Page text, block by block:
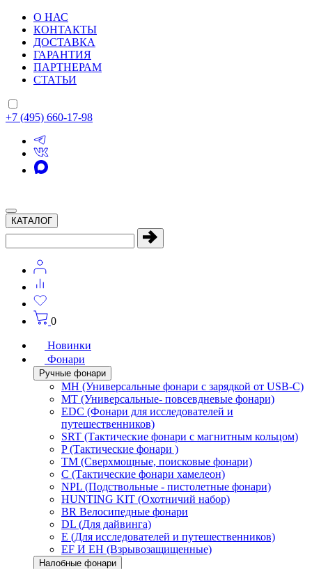
О НАС
КОНТАКТЫ
ДОСТАВКА
ГАРАНТИЯ
ПАРТНЕРАМ
СТАТЬИ
+7 (495) 660-17-98
КАТАЛОГ
0
Новинки
Фонари
Ручные фонари
MH (Универсальные фонари с зарядкой от USB-C)
MT (Универсальные- повсевдневые фонари)
EDC (Фонари для исследователей и
путешественников)
SRT (Тактические фонари с магнитным кольцом)
P (Тактические фонари )
TM (Сверхмощные, поисковые фонари)
C (Тактические фонари хамелеон)
NPL (Подствольные - пистолетные фонари)
HUNTING KIT (Охотничий набор)
BR Велосипедные фонари
DL (Для дайвинга)
E (Для исследователей и путешественников)
EF И EH (Взрывозащищенные)
Налобные фонари